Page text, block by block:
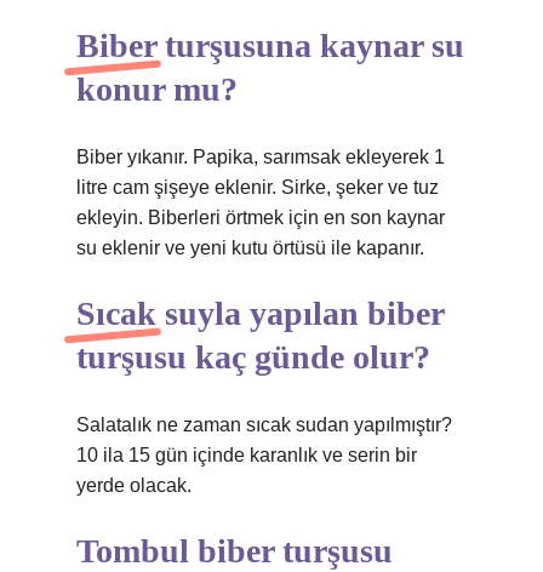
Biber turşusuna kaynar su
konur mu?
Biber yıkanır. Papika, sarımsak ekleyerek 1
litre cam şişeye eklenir. Sirke, şeker ve tuz
ekleyin. Biberleri örtmek için en son kaynar
su eklenir ve yeni kutu örtüsü ile kapanır.
Sıcak suyla yapılan biber
turşusu kaç günde olur?
Salatalık ne zaman sıcak sudan yapılmıştır?
10 ila 15 gün içinde karanlık ve serin bir
yerde olacak.
Tombul biber turşusu